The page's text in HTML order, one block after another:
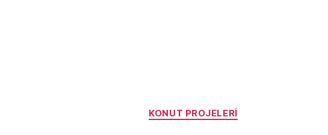
Categories
KONUT PROJELERI